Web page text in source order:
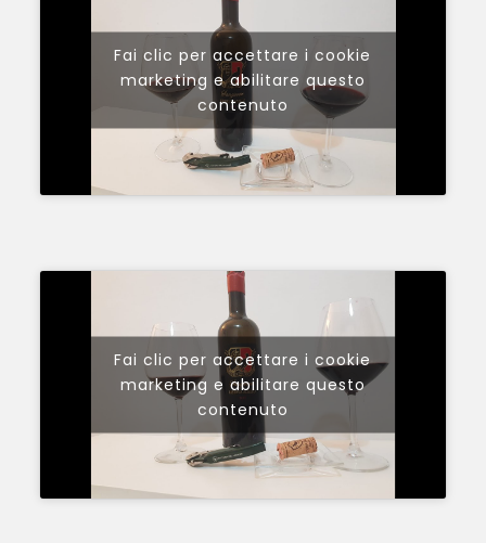
Fai clic per accettare i cookie
marketing e abilitare questo
contenuto
Fai clic per accettare i cookie
marketing e abilitare questo
contenuto